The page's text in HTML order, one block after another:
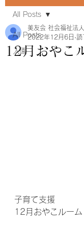
All Posts
入園
All Posts
12月おやこ
美友会 社会福祉法人
2022年12月6日 読
子育て支援
12月おやこルーム